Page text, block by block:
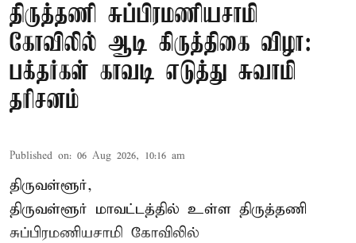
திருத்தணி சுப்பிரமணியசாமி
கோவிலில் ஆடி கிருத்திகை விழா:
பக்தர்கள் காவடி எடுத்து சுவாமி
தரிசனம்
Published on: 06 Aug 2026, 10:16 am
திருவள்ளூர்,
திருவள்ளூர் மாவட்டத்தில் உள்ள திருத்தணி
சுப்பிரமணியசாமி கோவிலில்